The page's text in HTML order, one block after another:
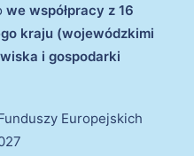
we współpracy z 16
kraju (wojewódzkimi
i gospodarki
Europejskich